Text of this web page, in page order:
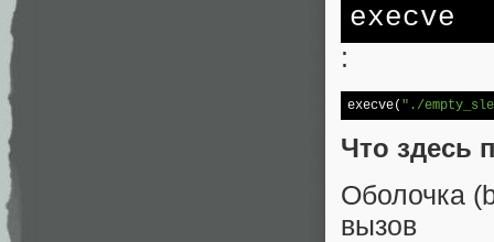
execve
:
execve( "./
Что здесь
Оболочка
вызов